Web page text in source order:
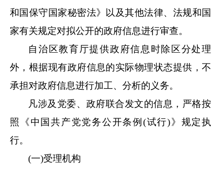
和国保守国家秘密法》以及其他法律、法规和国
家有关规定对拟公开的政府信息进行审查。
自治区教育厅提供政府信息时除区分处理
外，根据现有政府信息的实际物理状态提供，不
承担对政府信息进行加工、分析的义务。
凡涉及党委、政府联合发文的信息，严格按
照《中国共产党党务公开条例 (试行)》规定执
行。
(一)受理机构